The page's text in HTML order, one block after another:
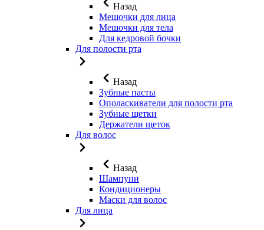
Назад
Мешочки для лица
Мешочки для тела
Для кедровой бочки
Для полости рта
Назад
Зубные пасты
Ополаскиватели для полости рта
Зубные щетки
Держатели щеток
Для волос
Назад
Шампуни
Кондиционеры
Маски для волос
Для лица